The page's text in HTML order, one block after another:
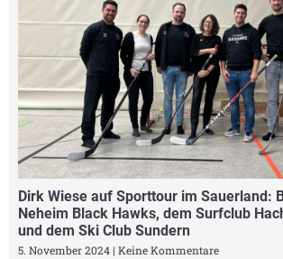
Dirk Wiese auf Sporttour im Sauerland:
Neheim Black Hawks, dem Surfclub
und dem Ski Club Sundern
5. November 2024 Keine Kommentare